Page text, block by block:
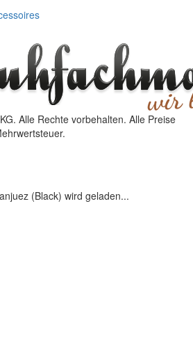
Alle Rechte vorbehalten. Alle Preise
(Black) wird geladen...